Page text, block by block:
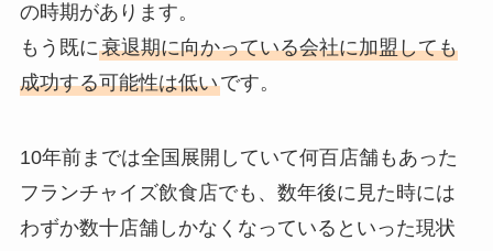
の時期があります。
もう既に衰退期に向かっている会社に加盟しても
成功する可能性は低いです。
10年前までは全国展開していて何百店舗もあった
フランチャイズ飲食店でも、数年後に見た時には
わずか数十店舗しかなくなっているといった現状